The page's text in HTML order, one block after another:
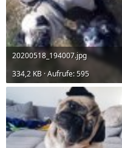
20200518_194007.jpg
334,2 KB · Aufrufe: 595